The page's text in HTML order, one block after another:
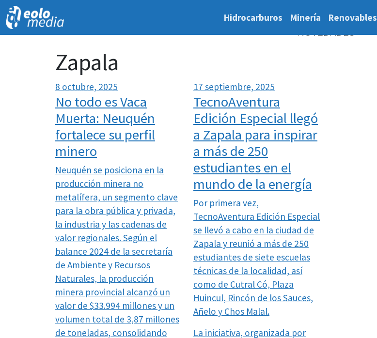
Hidrocarburos Minería Renovables
NOVEDADES
Zapala
8 octubre, 2025
No todo es Vaca
Muerta: Neuquén
fortalece su perfil
minero
Neuquén se posiciona en la
producción minera no
metalífera, un segmento clave
para la obra pública y privada,
la industria y las cadenas de
valor regionales. Según el
balance 2024 de la secretaría
de Ambiente y Recursos
Naturales, la producción
minera provincial alcanzó un
valor de $33.994 millones y un
volumen total de 3,87 millones
de toneladas, consolidando
17 septiembre, 2025
TecnoAventura
Edición Especial llegó
a Zapala para inspirar
a más de 250
estudiantes en el
mundo de la energía
Por primera vez,
TecnoAventura Edición Especial
se llevó a cabo en la ciudad de
Zapala y reunió a más de 250
estudiantes de siete escuelas
técnicas de la localidad, así
como de Cutral Có, Plaza
Huincul, Rincón de los Sauces,
Añelo y Chos Malal.
La iniciativa, organizada por